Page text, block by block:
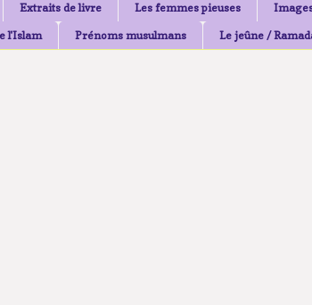
Extraits de livre Les femmes pieuses
l'Islam Prénoms musulmans Le jeûne /